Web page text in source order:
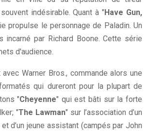
indésirable. Quant à "Have Gun,
propulse le personnage de Paladin. Un
incarné par Richard Boone. Cette série
d'audience.
avec Warner Bros., commande alors une
qui dureront pour la plupart de
"Cheyenne" qui est bâti sur la forte
"The Lawman" sur l’association d’un
d’un jeune assistant (campés par John